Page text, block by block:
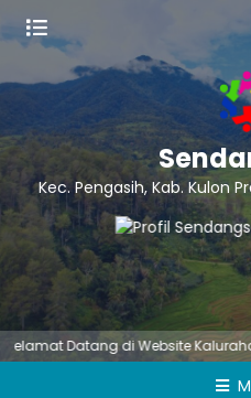
Kec. Pengasih, Kab. Kulon
Datang di Website Kalurahan